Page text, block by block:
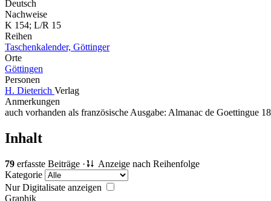
Deutsch
Nachweise
K 154; L/R 15
Reihen
Taschenkalender, Göttinger
Orte
Göttingen
Personen
H. Dieterich Verlag
Anmerkungen
auch vorhanden als französische Ausgabe: Almanac de Goettingue
Inhalt
79 erfasste Beiträge ·
Anzeige nach Reihenfolge
Kategorie
Nur Digitalisate anzeigen
Graphik